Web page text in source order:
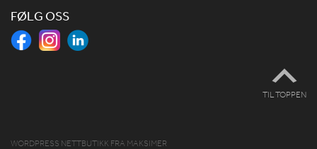
FØLG OSS
TIL TOPPEN
WORDPRESS NETTBUTIKK FRA MAKSIMER